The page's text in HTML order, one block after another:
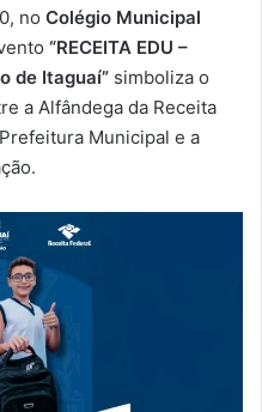
no Colégio Municipal
“RECEITA EDU –
de Itaguaí” simboliza o
a Alfândega da Receita
Municipal e a